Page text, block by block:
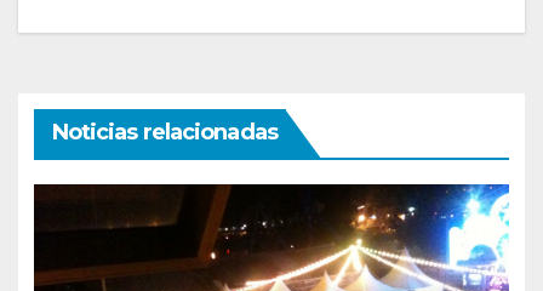
Noticias relacionadas